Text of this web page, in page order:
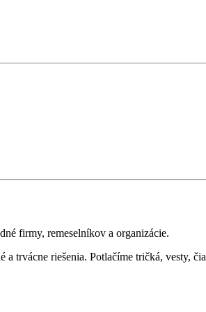
firmy, remeselníkov a organizácie.
a trvácne riešenia. Potlačíme tričká, vesty,